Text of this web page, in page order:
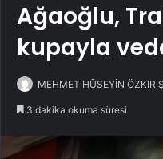
Ağaoğlu,
kupayla
MEHMET HÜSEYİN ÖZKIRIŞ
3 dakika okuma süresi